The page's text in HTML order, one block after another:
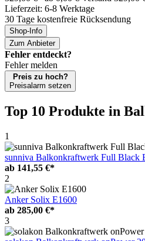
Lieferzeit: 6-8 Werktage
30 Tage kostenfreie Rücksendung
Shop-Info
Zum Anbieter
Fehler entdeckt?
Fehler melden
Preis zu hoch?
Preisalarm setzen
Top 10 Produkte in
1
sunniva Balkonkraftwerk Full Black
ab 141,55 €*
2
Anker Solix E1600
ab 285,00 €*
3